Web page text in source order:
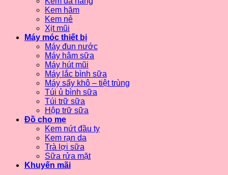
Kem hăm
Kem nẻ
Xịt mũi
Máy móc thiết bị
Máy đun nước
Máy hâm sữa
Máy hút mũi
Máy lắc bình sữa
Máy sấy khô – tiệt trùng
Túi ủ bình sữa
Túi trữ sữa
Hộp trữ sữa
Đồ cho mẹ
Kem nứt đầu ty
Kem rạn da
Trà lợi sữa
Sữa rửa mặt
Khuyến mãi